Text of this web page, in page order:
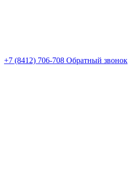
+7 (8412) 706-708 Обратный звонок